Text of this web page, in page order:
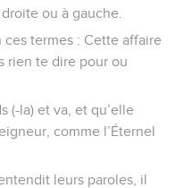
ou à gauche.
termes : Cette affaire
rien te dire pour ou
(-la) et va, et qu’elle
comme l’Éternel
leurs paroles, il